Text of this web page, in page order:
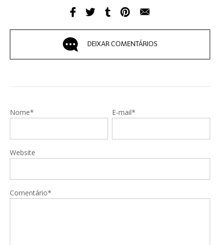
DEIXAR COMENTÁRIOS
Nome* E-mail*
Website
Comentário*